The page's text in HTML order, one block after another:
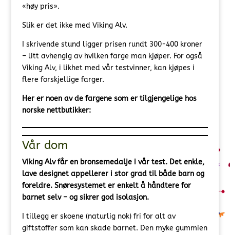
«høy pris».
Slik er det ikke med Viking Alv.
I skrivende stund ligger prisen rundt 300-400 kroner
– litt avhengig av hvilken farge man kjøper. For også
Viking Alv, i likhet med vår testvinner, kan kjøpes i
flere forskjellige farger.
Her er noen av de fargene som er tilgjengelige hos
norske nettbutikker:
Vår dom
Viking Alv får en bronsemedalje i vår test. Det enkle,
lave designet appellerer i stor grad til både barn og
foreldre. Snøresystemet er enkelt å håndtere for
barnet selv – og sikrer god isolasjon.
I tillegg er skoene (naturlig nok) fri for alt av
giftstoffer som kan skade barnet. Den myke gummien